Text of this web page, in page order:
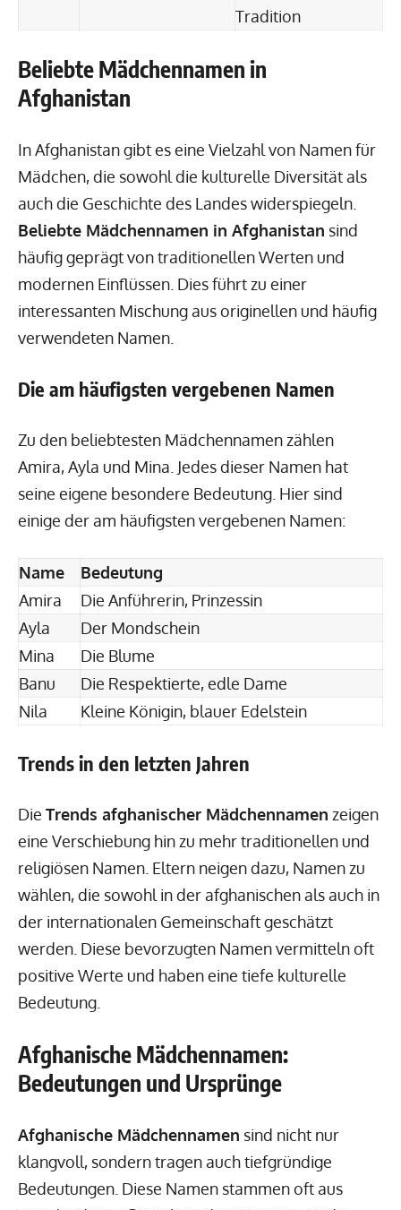
Tradition
Beliebte Mädchennamen in
Afghanistan
In Afghanistan gibt es eine Vielzahl von Namen für
Mädchen, die sowohl die kulturelle Diversität als
auch die Geschichte des Landes widerspiegeln.
Beliebte Mädchennamen in Afghanistan sind
häufig geprägt von traditionellen Werten und
modernen Einflüssen. Dies führt zu einer
interessanten Mischung aus originellen und häufig
verwendeten Namen.
Die am häufigsten vergebenen Namen
Zu den beliebtesten Mädchennamen zählen
Amira, Ayla und Mina. Jedes dieser Namen hat
seine eigene besondere Bedeutung. Hier sind
einige der am häufigsten vergebenen Namen:
Name
Bedeutung
Amira
Die Anführerin, Prinzessin
Ayla
Der Mondschein
Mina
Die Blume
Banu
Die Respektierte, edle Dame
Nila
Kleine Königin, blauer Edelstein
Trends in den letzten Jahren
Die Trends afghanischer Mädchennamen zeigen
eine Verschiebung hin zu mehr traditionellen und
religiösen Namen. Eltern neigen dazu, Namen zu
wählen, die sowohl in der afghanischen als auch in
der internationalen Gemeinschaft geschätzt
werden. Diese bevorzugten Namen vermitteln oft
positive Werte und haben eine tiefe kulturelle
Bedeutung.
Afghanische Mädchennamen:
Bedeutungen und Ursprünge
Afghanische Mädchennamen sind nicht nur
klangvoll, sondern tragen auch tiefgründige
Bedeutungen. Diese Namen stammen oft aus